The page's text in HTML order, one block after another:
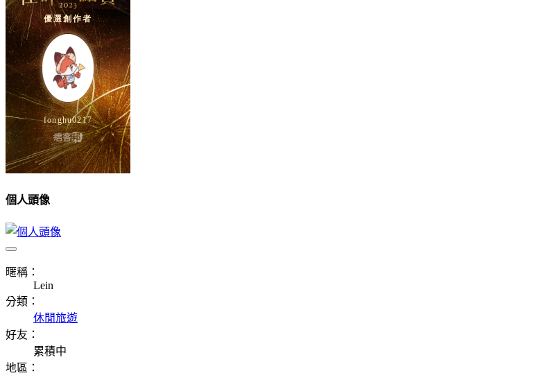
個人頭像
暱稱：
Lein
分類：
休閒旅遊
好友：
累積中
地區：